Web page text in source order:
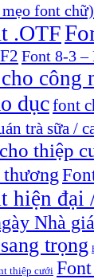
font chữ)
.OTF
Font 8-3 –
công
dụcfont
trà sữa /
thiệp
thương
hiện đại
Nhà
trọng
thiệp cưới